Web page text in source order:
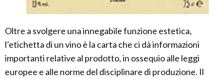
Oltre a svolgere una innegabile funzione estetica,
l’etichetta di un vino è la carta che ci dà informazioni
importanti relative al prodotto, in ossequio alle leggi
europee e alle norme del disciplinare di produzione. Il